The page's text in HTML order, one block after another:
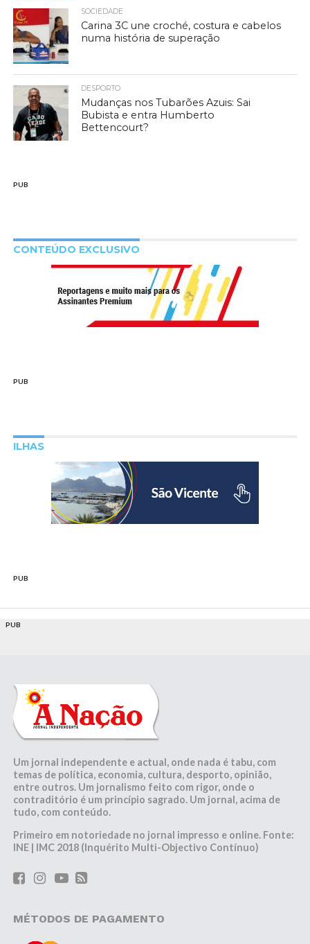
SOCIEDADE
Carina 3C une croché, costura e cabelos
numa história de superação
DESPORTO
Mudanças nos Tubarões Azuis: Sai
Bubista e entra Humberto
Bettencourt?
PUB
CONTEÚDO EXCLUSIVO
PUB
ILHAS
PUB
PUB
Um jornal independente e actual, onde nada é tabu, com
temas de política, economia, cultura, desporto, opinião,
entre outros. Um jornalismo feito com rigor, onde o
contraditório é um princípio sagrado. Um jornal, acima de
tudo, com conteúdo.
Primeiro em notoriedade no jornal impresso e online. Fonte:
INE | IMC 2018 (Inquérito Multi-Objectivo Contínuo)
MÉTODOS DE PAGAMENTO